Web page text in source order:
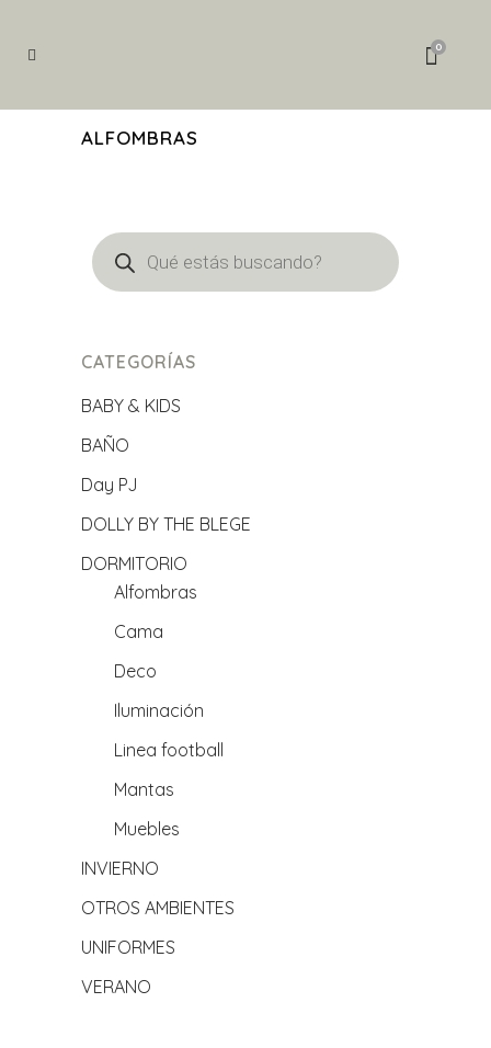
0
ALFOMBRAS
Búsqueda
de
productos
CATEGORÍAS
BABY & KIDS
BAÑO
Day PJ
DOLLY BY THE BLEGE
DORMITORIO
Alfombras
Cama
Deco
Iluminación
Linea football
Mantas
Muebles
INVIERNO
OTROS AMBIENTES
UNIFORMES
VERANO